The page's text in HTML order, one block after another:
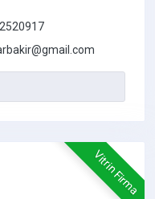
Vitrin Firma